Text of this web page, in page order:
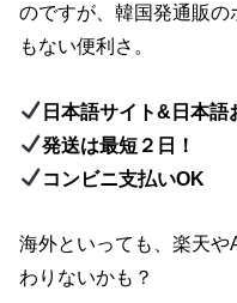
のですが、韓国発通販
もない便利さ。
日本語サイト&日本語
発送は最短２日！
コンビニ支払いOK
海外といっても、楽天
わりないかも？